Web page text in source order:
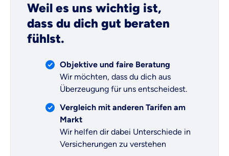
Weil es uns wichtig ist,
dass du dich gut beraten
fühlst.
Objektive und faire Beratung
Wir möchten, dass du dich aus
Überzeugung für uns entscheidest.
Vergleich mit anderen Tarifen am
Markt
Wir helfen dir dabei Unterschiede in
Versicherungen zu verstehen